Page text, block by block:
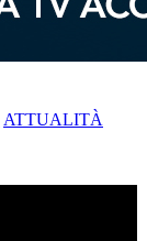
ATTUALITÀ